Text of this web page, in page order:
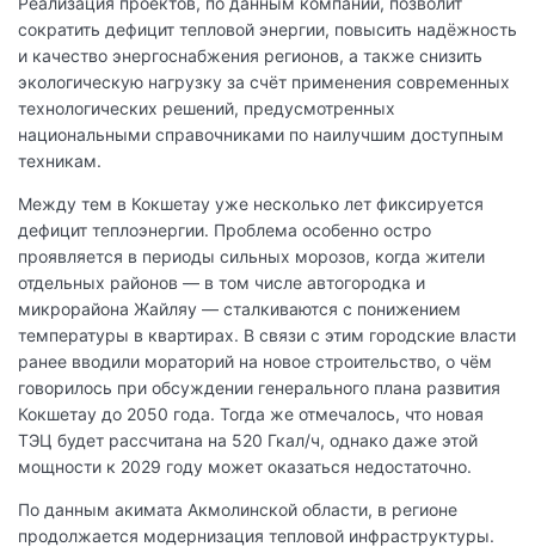
сократить дефицит тепловой энергии, повысить надёжность
и качество энергоснабжения регионов, а также снизить
экологическую нагрузку за счёт применения современных
технологических решений, предусмотренных
национальными справочниками по наилучшим доступным
техникам.
Между тем в Кокшетау уже несколько лет фиксируется
дефицит теплоэнергии. Проблема особенно остро
проявляется в периоды сильных морозов, когда жители
отдельных районов — в том числе автогородка и
микрорайона Жайляу — сталкиваются с понижением
температуры в квартирах. В связи с этим городские власти
ранее вводили мораторий на новое строительство, о чём
говорилось при обсуждении генерального плана развития
Кокшетау до 2050 года. Тогда же отмечалось, что новая
ТЭЦ будет рассчитана на 520 Гкал/ч, однако даже этой
мощности к 2029 году может оказаться недостаточно.
По данным акимата Акмолинской области, в регионе
продолжается модернизация тепловой инфраструктуры.